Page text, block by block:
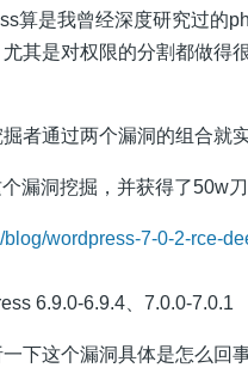
算是我曾经深度研究过的
其是对权限的分割都做得
者通过两个漏洞的组合就
漏洞挖掘，并获得了50w
blog/wordpress-7-0-2-rce-
6.9.0-6.9.4、7.0.0-7.0.1
下这个漏洞具体是怎么回事